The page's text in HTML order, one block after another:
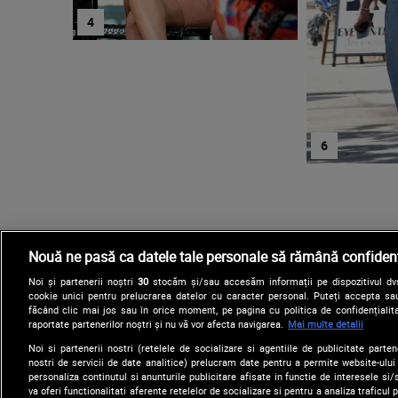
Nouă ne pasă ca datele tale personale să rămână
Noi și partenerii noștri 30stocăm și/sau accesăm informații pe dispozitivul
cookie unici pentru prelucrarea datelor cu caracter personal. Puteți accepta
făcând clic mai jos sau în orice moment, pe pagina cu politica de
raportate partenerilor noștri și nu vă vor afecta navigarea. Mai multe detalii
Noi si partenerii nostri (retelele de socializare si agentiile de publicitate
nostri de servicii de date analitice) prelucram date pentru a permite website-
personaliza continutul si anunturile publicitare afisate in functie de interesele si/
va oferi functionalitati aferente retelelor de socializare si pentru a analiza traficul